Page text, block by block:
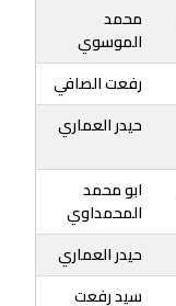
محمد
الموسوي
رفعت الصافي
حيدر العماري
ابو محمد
المحمداوي
حيدر العماري
سيد رفعت